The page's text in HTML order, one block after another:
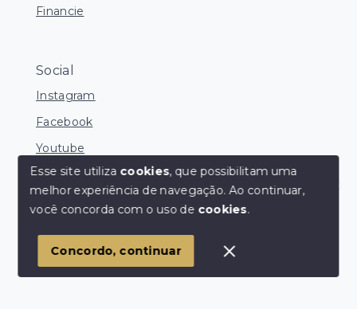
Financie
Social
Instagram
Facebook
Youtube
© Copyright 2026 - Ocean Consultoria de Imóveis -
SITE PARA IMOBILIARIA
Corretores Online
Esse site utiliza cookies, que possibilitam uma
melhor experiência de navegação.Ao continuar,
você concorda com o uso de cookies.
Concordo, continuar